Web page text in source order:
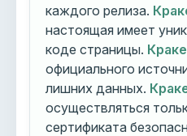
каждого релиза.
настоящая имеет
коде страницы.
официального
лишних данных.
осуществляться
сертификата